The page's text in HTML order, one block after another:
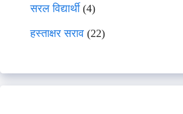
सरल विद्यार्थी(4)
हस्ताक्षर सराव (22)